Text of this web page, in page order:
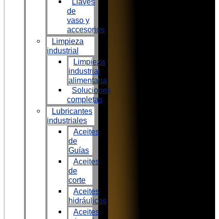
Llaves
de
vaso y
accesorios
Limpieza
industrial
Limpieza
industrial
alimentaria
Soluciones
completas
Lubricantes
industriales
Aceites
de
Guías
Aceites
de
corte
Aceites
hidráulicos
Aceites